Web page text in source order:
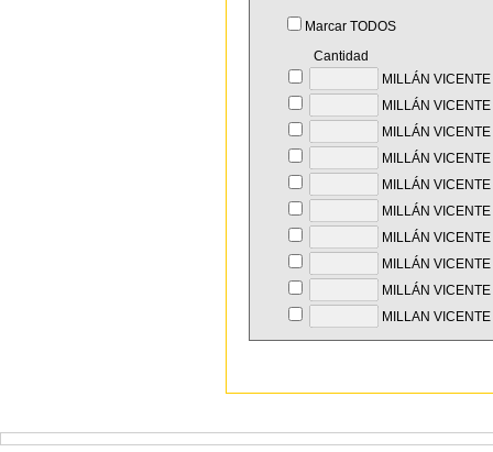
Marcar TODOS
Cantidad
MILLÁN VICENTE
MILLÁN
MILLÁN
MILLÁN
MILLÁN
MILLÁN
MILLÁN
MILLÁN
MILLÁN
MILLAN